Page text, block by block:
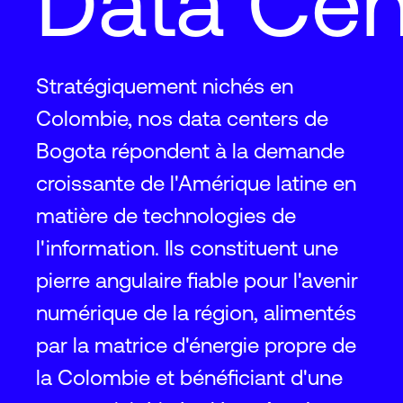
Stratégiquement nichés en
Colombie, nos data centers de
Bogota répondent à la demande
croissante de l'Amérique latine en
matière de technologies de
l'information. Ils constituent une
pierre angulaire fiable pour l'avenir
numérique de la région, alimentés
par la matrice d'énergie propre de
la Colombie et bénéficiant d'une